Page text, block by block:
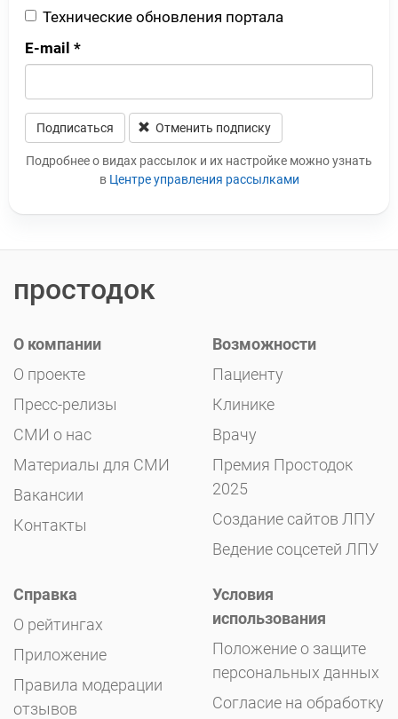
Технические обновления портала
E-mail *
Подписаться Отменить подписку
Leave this field blank
Подробнее о видах рассылок и их настройке можно узнать
в Центре управления рассылками
простодок
О компании
О проекте
Пресс-релизы
СМИ о нас
Материалы для СМИ
Вакансии
Контакты
Возможности
Пациенту
Клинике
Врачу
Премия Простодок
2025
Создание сайтов ЛПУ
Ведение соцсетей ЛПУ
Справка
О рейтингах
Приложение
Правила модерации
отзывов
Условия
использования
Положение о защите
персональных данных
Согласие на обработку